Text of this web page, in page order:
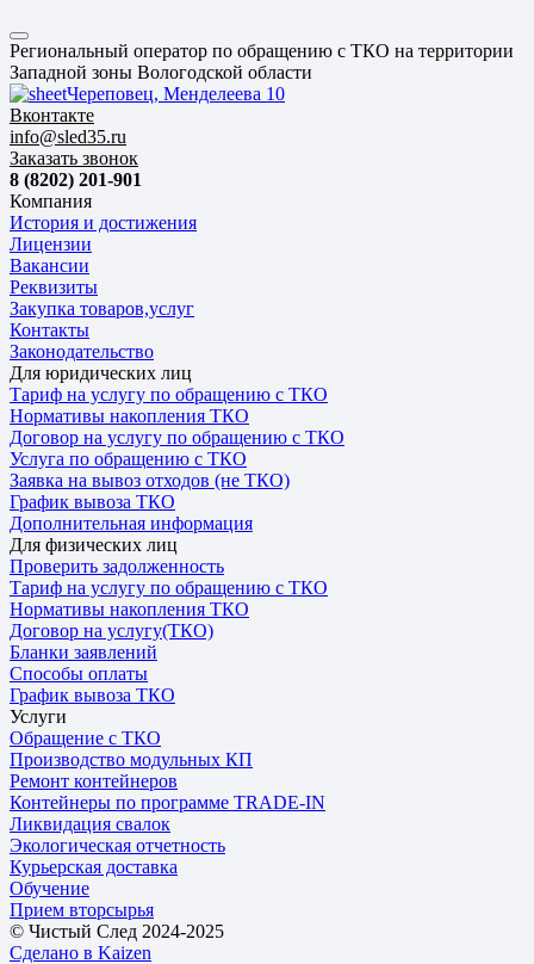
Региональный оператор по обращению с ТКО на территории
Западной зоны Вологодской области
Череповец, Менделеева 10
Вконтакте
info@sled35.ru
Заказать звонок
8 (8202) 201-901
Компания
История и достижения
Лицензии
Вакансии
Реквизиты
Закупка товаров,услуг
Контакты
Законодательство
Для юридических лиц
Тариф на услугу по обращению с ТКО
Нормативы накопления ТКО
Договор на услугу по обращению с ТКО
Услуга по обращению с ТКО
Заявка на вывоз отходов (не ТКО)
График вывоза ТКО
Дополнительная информация
Для физических лиц
Проверить задолженность
Тариф на услугу по обращению с ТКО
Нормативы накопления ТКО
Договор на услугу(ТКО)
Бланки заявлений
Способы оплаты
График вывоза ТКО
Услуги
Обращение с ТКО
Производство модульных КП
Ремонт контейнеров
Контейнеры по программе TRADE-IN
Ликвидация свалок
Экологическая отчетность
Курьерская доставка
Обучение
Прием вторсырья
© Чистый След 2024-2025
Сделано в Kaizen